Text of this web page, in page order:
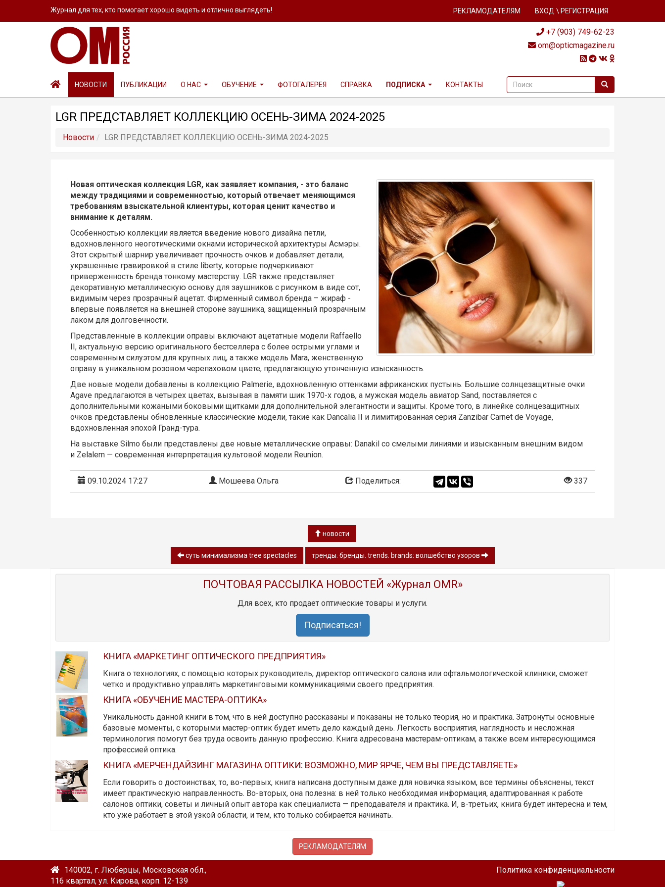
Журнал для тех, кто помогает хорошо видеть и отлично выглядеть! РЕКЛАМОДАТЕЛЯМ ВХОД \ РЕГИСТРАЦИЯ
+7 (903) 749-62-23
om@opticmagazine.ru
НОВОСТИ ПУБЛИКАЦИИ О НАС ОБУЧЕНИЕ ФОТОГАЛЕРЕЯ СПРАВКА ПОДПИСКА КОНТАКТЫ
LGR ПРЕДСТАВЛЯЕТ КОЛЛЕКЦИЮ ОСЕНЬ-ЗИМА 2024-2025
Новости LGR ПРЕДСТАВЛЯЕТ КОЛЛЕКЦИЮ ОСЕНЬ-ЗИМА 2024-2025
Новая оптическая коллекция LGR, как заявляет компания, - это баланс
между традициями и современностью, который отвечает меняющимся
требованиям взыскательной клиентуры, которая ценит качество и
внимание к деталям.
Особенностью коллекции является введение нового дизайна петли,
вдохновленного неоготическими окнами исторической архитектуры Асмэры.
Этот скрытый шарнир увеличивает прочность очков и добавляет детали,
украшенные гравировкой в стиле liberty, которые подчеркивают
приверженность бренда тонкому мастерству. LGR также представляет
декоративную металлическую основу для заушников с рисунком в виде сот,
видимым через прозрачный ацетат. Фирменный символ бренда – жираф -
впервые появляется на внешней стороне заушника, защищенный прозрачным
лаком для долговечности.
Представленные в коллекции оправы включают ацетатные модели Raffaello
II, актуальную версию оригинального бестселлера с более острыми углами и
современным силуэтом для крупных лиц, а также модель Mara, женственную
оправу в уникальном розовом черепаховом цвете, предлагающую утонченную изысканность.
Две новые модели добавлены в коллекцию Palmerie, вдохновленную оттенками африканских пустынь. Большие солнцезащитные очки
Agave предлагаются в четырех цветах, вызывая в памяти шик 1970-х годов, а мужская модель авиатор Sand, поставляется с
дополнительными кожаными боковыми щитками для дополнительной элегантности и защиты. Кроме того, в линейке солнцезащитных
очков представлены обновленные классические модели, такие как Dancalia II и лимитированная серия Zanzibar Carnet de Voyage,
вдохновленная эпохой Гранд-тура.
На выставке Silmo были представлены две новые металлические оправы: Danakil со смелыми линиями и изысканным внешним видом
и Zelalem — современная интерпретация культовой модели Reunion.
09.10.2024 17:27 Мошеева Ольга Поделиться: 337
новости
суть минимализма tree spectacles тренды. бренды. trends. brands: волшебство узоров
ПОЧТОВАЯ РАССЫЛКА НОВОСТЕЙ «Журнал OMR»
Для всех, кто продает оптические товары и услуги.
Подписаться!
КНИГА «МАРКЕТИНГ ОПТИЧЕСКОГО ПРЕДПРИЯТИЯ»
Книга о технологиях, с помощью которых руководитель, директор оптического салона или офтальмологической клиники, сможет
четко и продуктивно управлять маркетинговыми коммуникациями своего предприятия.
КНИГА «ОБУЧЕНИЕ МАСТЕРА-ОПТИКА»
Уникальность данной книги в том, что в ней доступно рассказаны и показаны не только теория, но и практика. Затронуты основные
базовые моменты, с которыми мастер-оптик будет иметь дело каждый день. Легкость восприятия, наглядность и несложная
терминология помогут без труда освоить данную профессию. Книга адресована мастерам-оптикам, а также всем интересующимся
профессией оптика.
КНИГА «МЕРЧЕНДАЙЗИНГ МАГАЗИНА ОПТИКИ: ВОЗМОЖНО, МИР ЯРЧЕ, ЧЕМ ВЫ ПРЕДСТАВЛЯЕТЕ»
Если говорить о достоинствах, то, во-первых, книга написана доступным даже для новичка языком, все термины объяснены, текст
имеет практическую направленность. Во-вторых, она полезна: в ней только необходимая информация, адаптированная к работе
салонов оптики, советы и личный опыт автора как специалиста — преподавателя и практика. И, в-третьих, книга будет интересна и тем,
кто уже работает в этой узкой области, и тем, кто только собирается начинать.
РЕКЛАМОДАТЕЛЯМ
140002, г. Люберцы, Московская обл.,
116 квартал, ул. Кирова, корп. 12-139
Политика конфиденциальности